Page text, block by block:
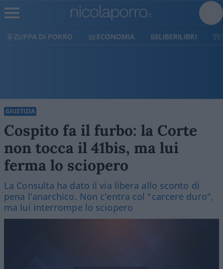
ECONOMIA LIBERILIBRI SHOP SOSTIENICI
GIUSTIZIA
Cospito fa il furbo: la Corte
non tocca il 41bis, ma lui
ferma lo sciopero
La Consulta ha dato il via libera allo sconto di
pena l'anarchico. Non c'entra col "carcere duro",
ma lui interrompe lo sciopero